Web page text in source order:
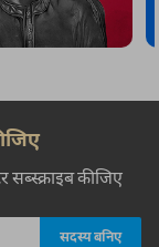
सब्स्क्राइब कीजिए